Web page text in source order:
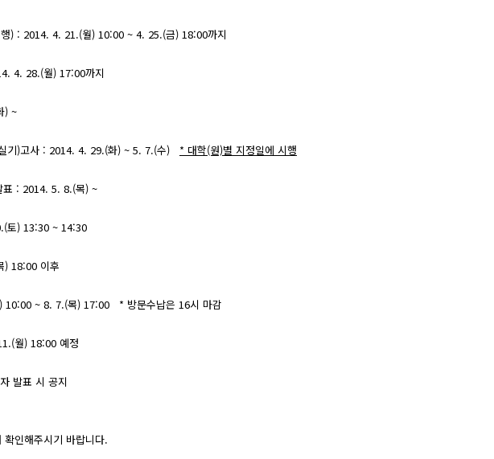
) : 2014. 4. 21.(월) 10:00 ~ 4. 25.(금) 18:00까지
4. 28.(월) 17:00까지
) ~
기)고사 : 2014. 4. 29.(화) ~ 5. 7.(수) * 대학(원)별 지정일에 시행
표 : 2014. 5. 8.(목) ~
토) 13:30 ~ 14:30
) 18:00 이후
10:00 ~ 8. 7.(목) 17:00 * 방문수납은 16시 마감
월) 18:00 예정
발표 시 공지
인해주시기 바랍니다.